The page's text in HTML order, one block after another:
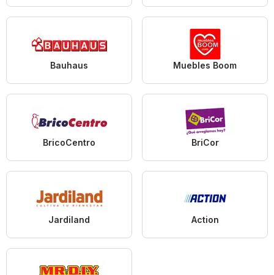
Bauhaus Muebles Boom
BricoCentro BriCor
Jardiland Action